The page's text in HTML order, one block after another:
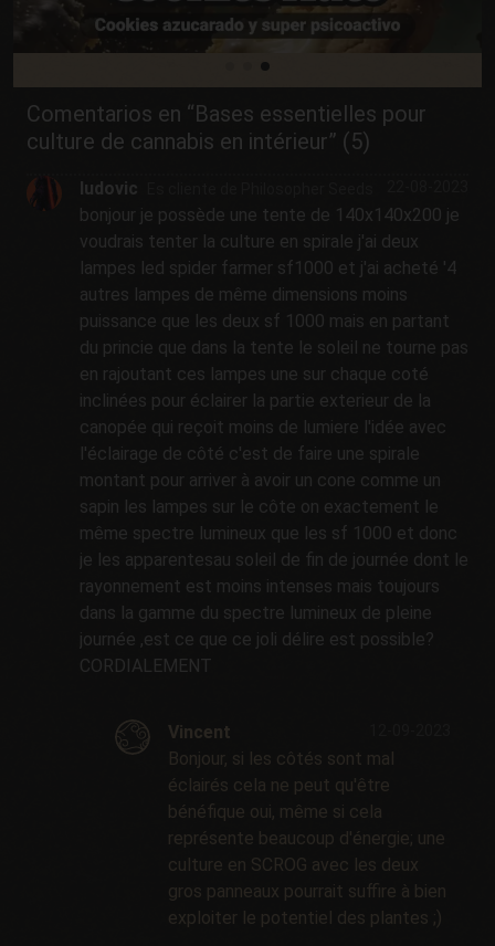
Comentarios en “Bases essentielles pour
culture de cannabis en intérieur” (5)
ludovic
bonjour je possède une tente de 140x140x200 je
voudrais tenter la culture en spirale j'ai deux
lampes led spider farmer sf1000 et j'ai acheté '4
autres lampes de même dimensions moins
puissance que les deux sf 1000 mais en partant
du princie que dans la tente le soleil ne tourne pas
en rajoutant ces lampes une sur chaque coté
inclinées pour éclairer la partie exterieur de la
canopée qui reçoit moins de lumiere l'idée avec
l'éclairage de côté c'est de faire une spirale
montant pour arriver à avoir un cone comme un
sapin les lampes sur le côte on exactement le
même spectre lumineux que les sf 1000 et donc
je les apparentesau soleil de fin de journée dont le
rayonnement est moins intenses mais toujours
dans la gamme du spectre lumineux de pleine
journée ,est ce que ce joli délire est possible?
CORDIALEMENT
Vincent
Bonjour, si les côtés sont mal
éclairés cela ne peut qu'être
bénéfique oui, même si cela
représente beaucoup d'énergie; une
culture en SCROG avec les deux
gros panneaux pourrait suffire à bien
exploiter le potentiel des plantes ;)